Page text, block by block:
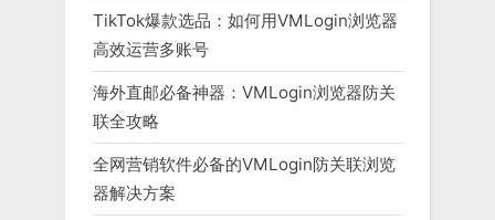
TikTok爆款选品：如何用VMLogin浏览器
高效运营多账号
海外直邮必备神器：VMLogin浏览器防关
联全攻略
全网营销软件必备的VMLogin防关联浏览
器解决方案